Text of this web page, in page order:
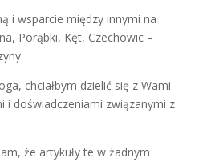
i wsparcie między innymi na
Porąbki, Kęt, Czechowic –
chciałbym dzielić się z Wami
i doświadczeniami związanymi z
że artykuły te w żadnym